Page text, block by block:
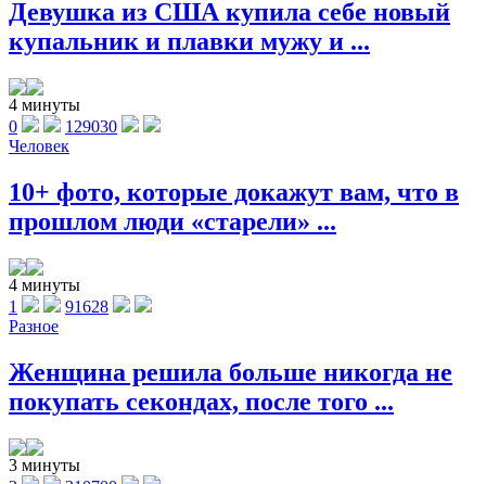
Девушка из США купила себе новый
купальник и плавки мужу и ...
4 минуты
0
129030
Человек
10+ фото, которые докажут вам, что в
прошлом люди «старели» ...
4 минуты
1
91628
Разное
Женщина решила больше никогда не
покупать секондах, после того ...
3 минуты